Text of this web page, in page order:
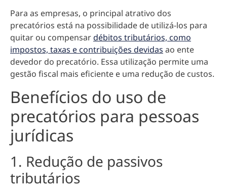
Para as empresas, o principal atrativo dos
precatórios está na possibilidade de utilizá-los para
quitar ou compensardébitos tributários, como
impostos, taxas e contribuições devidas ao ente
devedor do precatório. Essa utilização permite uma
gestão fiscal mais eficiente e uma redução de custos.
Benefícios do uso de
precatórios para pessoas
jurídicas
1. Redução de passivos
tributários